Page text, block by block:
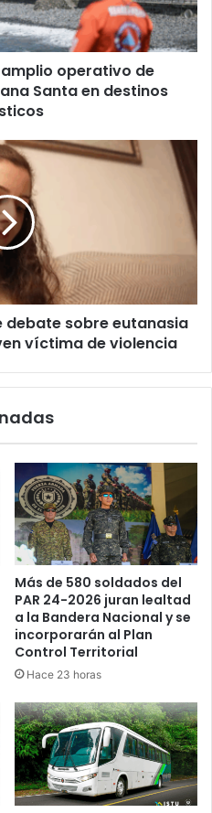
operativo de
Santa en destinos
debate sobre eutanasia
víctima de violencia
Más de 580 soldados del
PAR 24-2026 juran lealtad
a la Bandera Nacional y se
incorporarán al Plan
Control Territorial
Hace 23 horas